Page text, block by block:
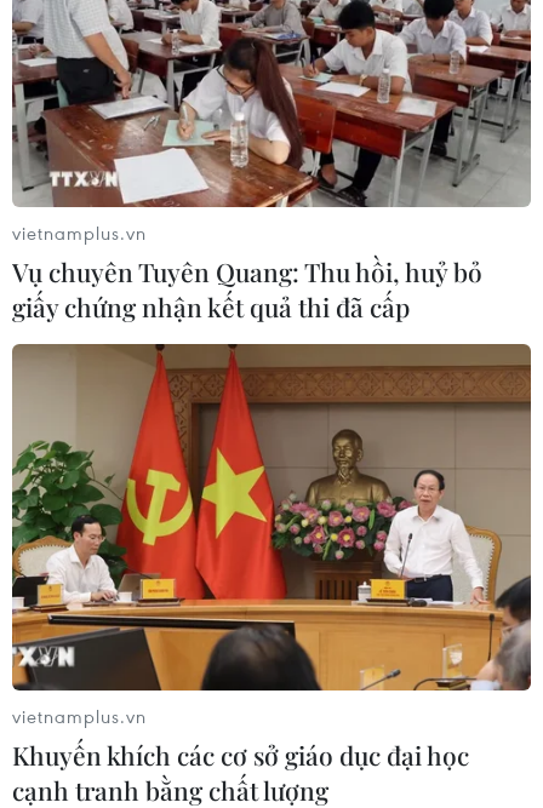
vietnamplus.vn
Vụ chuyên Tuyên Quang: Thu hồi, huỷ bỏ
giấy chứng nhận kết quả thi đã cấp
vietnamplus.vn
Khuyến khích các cơ sở giáo dục đại học
cạnh tranh bằng chất lượng